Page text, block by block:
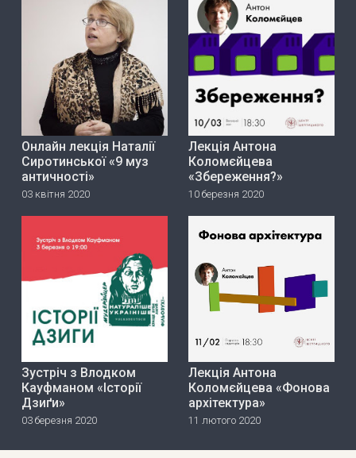
Онлайн лекція Наталії
Сиротинської «9 муз
античності»
03 квітня 2020
Лекція Антона
Коломєйцева
«Збереження?»
10 березня 2020
Зустріч з Влодком
Кауфманом «Історії
Дзиґи»
03 березня 2020
Лекція Антона
Коломєйцева «Фонова
архітектура»
11 лютого 2020